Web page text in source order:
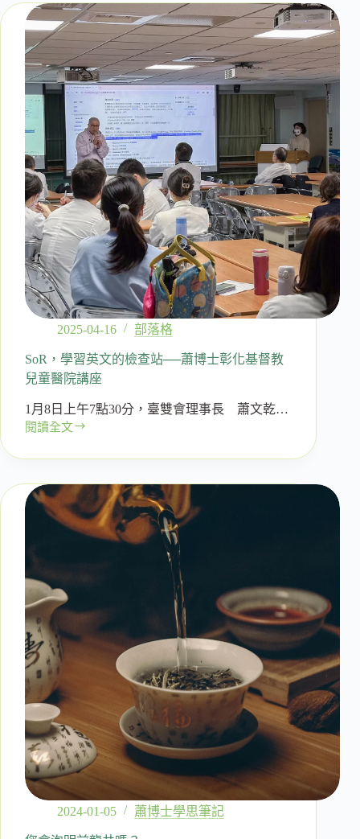
公
益
SoR
美
語
講
座
資
2025-04-16 部落格
SoR，學習英文的檢查站──蕭博士彰化基督教
兒童醫院講座
1月8日上午7點30分，臺雙會理事長 蕭文乾…
閱讀全文
SoR，
英
文
站
──
蕭
博
士
彰
化
基
督
教
兒
童
醫
院
2024-01-05 蕭博士學思筆記